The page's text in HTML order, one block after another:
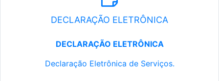
DECLARAÇÃO ELETRÔNICA
DECLARAÇÃO ELETRÔNICA
Declaração Eletrônica de Serviços.